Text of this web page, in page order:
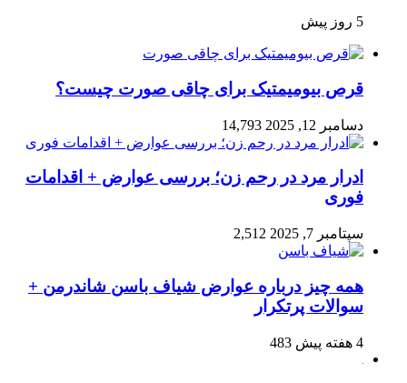
5 روز پیش
قرص بیومیمتیک برای چاقی صورت چیست؟
دسامبر 12, 2025 14,793
ادرار مرد در رحم زن؛ بررسی عوارض + اقدامات
فوری
سپتامبر 7, 2025 2,512
همه چیز درباره عوارض شیاف باسن شاندرمن +
سوالات پرتکرار
4 هفته پیش 483